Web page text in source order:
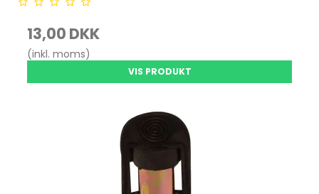
13,00 DKK
(inkl. moms)
VIS PRODUKT